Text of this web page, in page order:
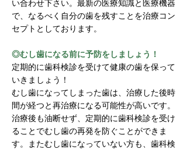
い合わせ下さい。最新の医療知識と医療機器
で、なるべく自分の歯を残すことを治療コン
セプトとしております。
◎むし歯になる前に予防をしましょう！
定期的に歯科検診を受けて健康の歯を保って
いきましょう！
むし歯になってしまった歯は、治療した後時
間が経つと再治療になる可能性が高いです。
治療後も油断せず、定期的に歯科検診を受け
ることでむし歯の再発を防ぐことができま
す。またむし歯になっていない方も、歯科検